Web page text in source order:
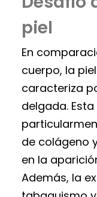
piel
En
cuerpo, la
caracteriza
delgada.
de colágeno
en la
Además, la